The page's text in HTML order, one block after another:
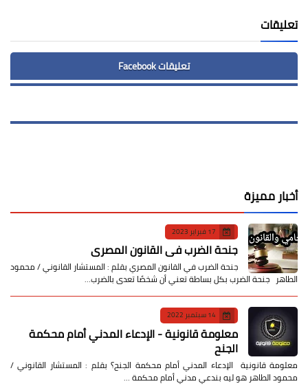
تعليقات
تعليقات Facebook
أخبار مميزة
17 فبراير 2023
جنحة الضرب في القانون المصري
جنحة الضرب في القانون المصري بقلم : المستشار القانوني / محمود
الطاهر جنحة الضرب بكل بساطة تعني أن شخصًا تعدى بالضرب…
14 سبتمبر 2022
معلومة قانونية - الإدعاء المدني أمام محكمة
الجنح
معلومة قانونية الإدعاء المدني أمام محكمة الجنح؟ بقلم : المستشار القانوني /
محمود الطاهر هو ليه بندعي مدني أمام محكمة …